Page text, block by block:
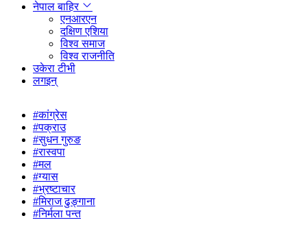
नेपाल बाहिर
एनआरएन
दक्षिण एशिया
विश्व समाज
विश्व राजनीति
उकेरा टीभी
लगइन्
#कांग्रेस
#पक्राउ
#सुधन गुरुङ
#रास्वपा
#मल
#ग्यास
#भ्रष्टाचार
#मिराज ढुङ्गाना
#निर्मला पन्त